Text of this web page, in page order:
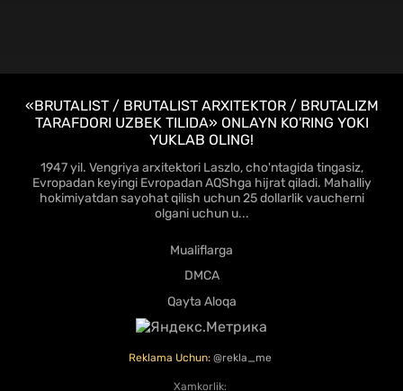
«BRUTALIST / BRUTALIST ARXITEKTOR / BRUTALIZM
TARAFDORI UZBEK TILIDA» ONLAYN KO'RING YOKI
YUKLAB OLING!
1947 yil. Vengriya arxitektori Laszlo, cho'ntagida tingasiz,
Evropadan keyingi Evropadan AQShga hijrat qiladi. Mahalliy
hokimiyatdan sayohat qilish uchun 25 dollarlik vaucherni
olgani uchun u...
Mualiflarga
DMCA
Qayta Aloqa
Reklama Uchun: @rekla_me
Xamkorlik: